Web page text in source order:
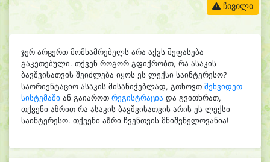
ჩივილი
ჯერ არცერთ მომხამრებელს არა აქვს შეფასება
გაკეთებული. თქვენ როგორ გფიქრობთ, რა ასაკის
ბავშვისათვის შეიძლება იყოს ეს ლექსი საინტერესო?
საორიენტაციო ასაკის მისანიჭებლად, გთხოვთ შეხვიდეთ
სისტემაში ან გაიაროთ რეგისტრაცია და გვითხრათ,
თქვენი აზრით რა ასაკის ბავშვისათვის არის ეს ლექსი
საინტერესო. თქვენი აზრი ჩვენთვის მნიშვნელოვანია!